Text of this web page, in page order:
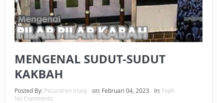
UANG HARAM BISA MENJADI HALAL JIKA SEBAB
KEPEMILIKANNYA BERUBAH
BAHASA CINTA KARENA ALLAH
HUKUM MEMBAYAR ZAKAT DENGAN CARA MENGANGSUR
MENGENAL SUDUT-SUDUT
KAKBAH
Posted By: Pesantren Irtaqi on: Februari 04, 2023 In: Fiqih
No Comments